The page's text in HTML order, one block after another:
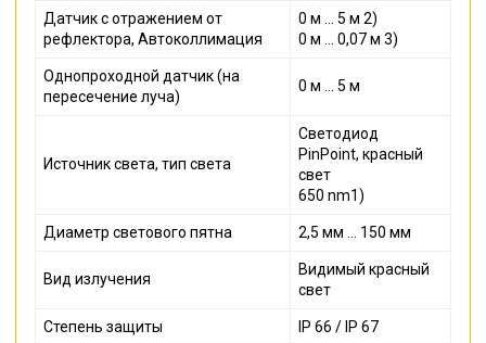
Датчик с отражением от
рефлектора, Автоколлимация
0 м ... 5 м 2)
0 м ... 0,07 м 3)
Однопроходной датчик (на
пересечение луча)
0 м ... 5 м
Источник света, тип света
Светодиод
PinPoint, красный
свет
650 nm1)
Диаметр светового пятна 2,5 мм ... 150 мм
Вид излучения
Видимый красный
свет
Степень защиты IP 66 / IP 67